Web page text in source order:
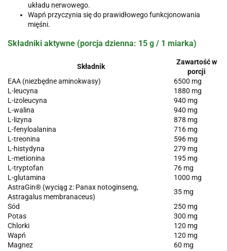
układu nerwowego.
Wapń przyczynia się do prawidłowego funkcjonowania
mięśni.
Składniki aktywne (porcja dzienna: 15 g / 1 miarka)
Składnik
Zawartość w
porcji
EAA (niezbędne aminokwasy)
6500 mg
L-leucyna
1880 mg
L-izoleucyna
940 mg
L-walina
940 mg
L-lizyna
878 mg
L-fenyloalanina
716 mg
L-treonina
596 mg
L-histydyna
279 mg
L-metionina
195 mg
L-tryptofan
76 mg
L-glutamina
1000 mg
AstraGin® (wyciąg z: Panax notoginseng,
Astragalus membranaceus)
35 mg
Sód
250 mg
Potas
300 mg
Chlorki
120 mg
Wapń
120 mg
Magnez
60 mg